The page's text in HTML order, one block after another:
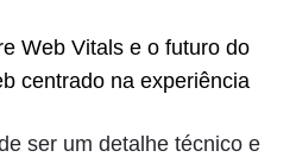
Web Vitals e o futuro do
centrado na experiência
ser um detalhe técnico e